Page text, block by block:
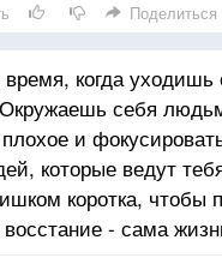
Поделиться
когда
себя
и
которые ведут
коротка, чтобы
- сама